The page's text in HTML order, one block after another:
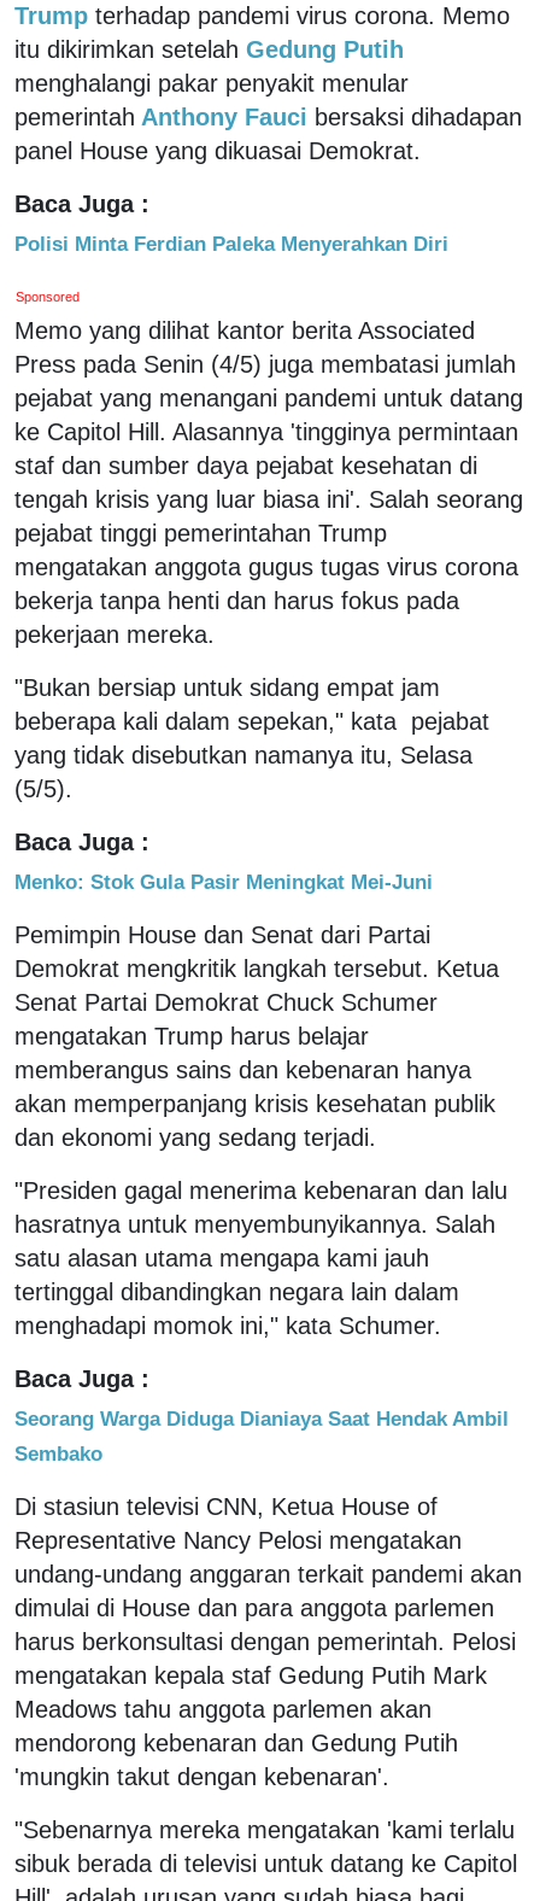
Trump terhadap pandemi virus corona. Memo
itu dikirimkan setelah Gedung Putih
menghalangi pakar penyakit menular
pemerintah Anthony Fauci bersaksi dihadapan
panel House yang dikuasai Demokrat.
Baca Juga :
Polisi Minta Ferdian Paleka Menyerahkan Diri
Sponsored
Memo yang dilihat kantor berita Associated
Press pada Senin (4/5) juga membatasi jumlah
pejabat yang menangani pandemi untuk datang
ke Capitol Hill. Alasannya 'tingginya permintaan
staf dan sumber daya pejabat kesehatan di
tengah krisis yang luar biasa ini'. Salah seorang
pejabat tinggi pemerintahan Trump
mengatakan anggota gugus tugas virus corona
bekerja tanpa henti dan harus fokus pada
pekerjaan mereka.
"Bukan bersiap untuk sidang empat jam
beberapa kali dalam sepekan," kata pejabat
yang tidak disebutkan namanya itu, Selasa
(5/5).
Baca Juga :
Menko: Stok Gula Pasir Meningkat Mei-Juni
Pemimpin House dan Senat dari Partai
Demokrat mengkritik langkah tersebut. Ketua
Senat Partai Demokrat Chuck Schumer
mengatakan Trump harus belajar
memberangus sains dan kebenaran hanya
akan memperpanjang krisis kesehatan publik
dan ekonomi yang sedang terjadi.
"Presiden gagal menerima kebenaran dan lalu
hasratnya untuk menyembunyikannya. Salah
satu alasan utama mengapa kami jauh
tertinggal dibandingkan negara lain dalam
menghadapi momok ini," kata Schumer.
Baca Juga :
Seorang Warga Diduga Dianiaya Saat Hendak Ambil
Sembako
Di stasiun televisi CNN, Ketua House of
Representative Nancy Pelosi mengatakan
undang-undang anggaran terkait pandemi akan
dimulai di House dan para anggota parlemen
harus berkonsultasi dengan pemerintah. Pelosi
mengatakan kepala staf Gedung Putih Mark
Meadows tahu anggota parlemen akan
mendorong kebenaran dan Gedung Putih
'mungkin takut dengan kebenaran'.
"Sebenarnya mereka mengatakan 'kami terlalu
sibuk berada di televisi untuk datang ke Capitol